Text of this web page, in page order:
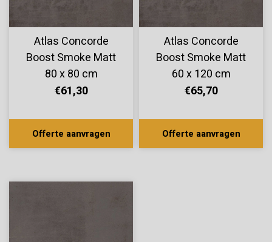
Atlas Concorde
Boost Smoke Matt
80 x 80 cm
€61,30
Offerte aanvragen
Atlas Concorde
Boost Smoke Matt
60 x 120 cm
€65,70
Offerte aanvragen